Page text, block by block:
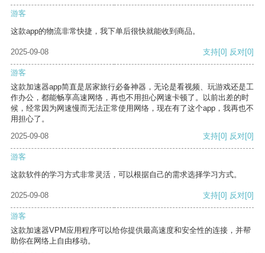
游客
这款app的物流非常快捷，我下单后很快就能收到商品。
2025-09-08 支持[0] 反对[0]
游客
这款加速器app简直是居家旅行必备神器，无论是看视频、玩游戏还是工
作办公，都能畅享高速网络，再也不用担心网速卡顿了。以前出差的时
候，经常因为网速慢而无法正常使用网络，现在有了这个app，我再也不
用担心了。
2025-09-08
支持[0] 反对[0]
游客
这款软件的学习方式非常灵活，可以根据自己的需求选择学习方式。
2025-09-08 支持[0] 反对[0]
游客
这款加速器VPM应用程序可以给你提供最高速度和安全性的连接，并帮
助你在网络上自由移动。